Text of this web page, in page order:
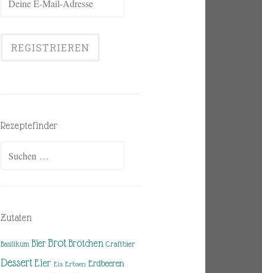
Rezeptefinder
Zutaten
Basilikum Bier Brot Brötchen Craftbier
Dessert Eier Eis Erbsen Erdbeeren